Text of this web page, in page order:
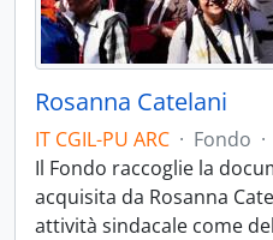
Rosanna Catelani
IT CGIL-PU ARC · Fondo ·
Il Fondo raccoglie la
acquisita da Rosanna
attività sindacale come